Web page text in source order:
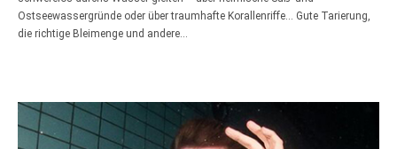
Ostseewassergründe oder über traumhafte Korallenriffe… Gute Tarierung,
die richtige Bleimenge und andere…